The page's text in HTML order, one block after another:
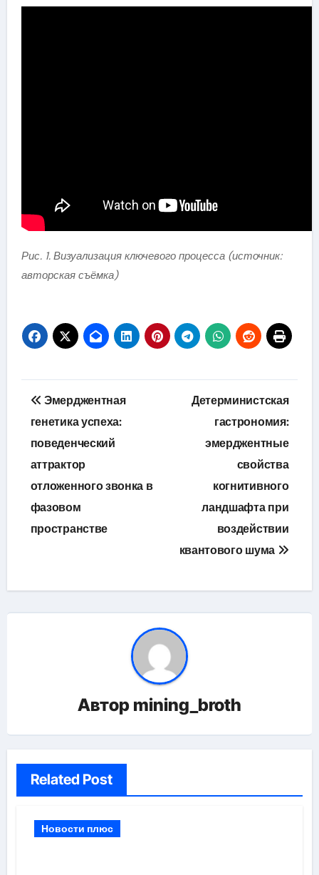
Рис. 1. Визуализация ключевого процесса (источник:
авторская съёмка)
Навигация
по
записям
Эмерджентная
генетика успеха:
поведенческий
аттрактор
отложенного звонка в
фазовом
пространстве
Детерминистская
гастрономия:
эмерджентные
свойства
когнитивного
ландшафта при
воздействии
квантового шума
Автор mining_broth
Related Post
Новости плюс